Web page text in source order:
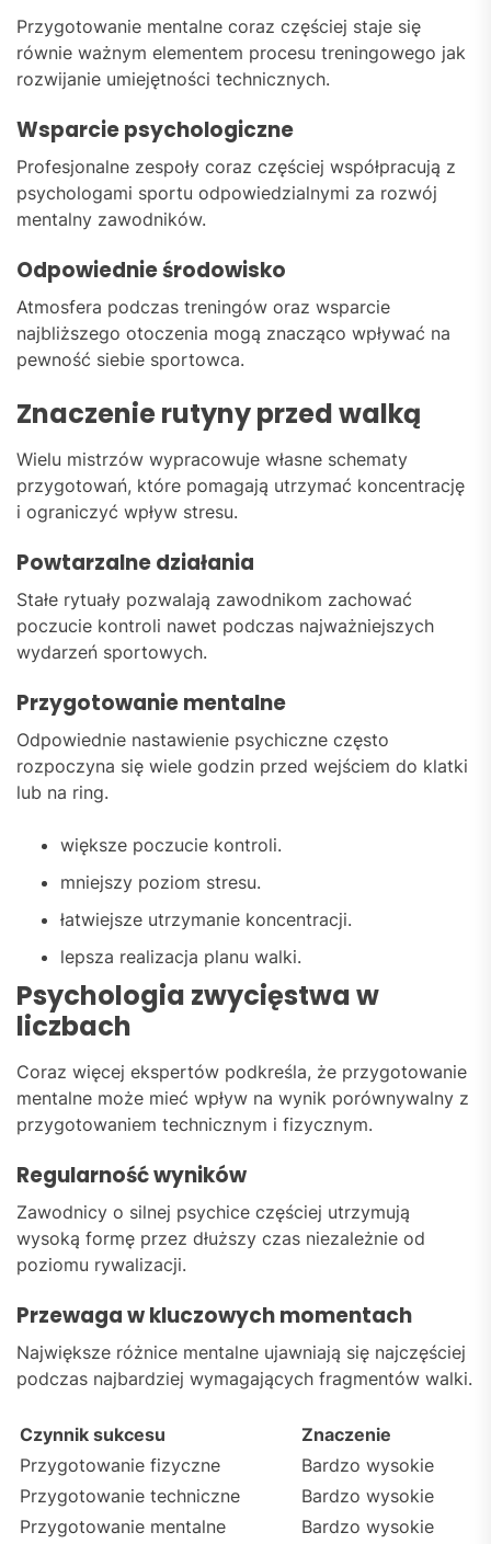
Przygotowanie mentalne coraz częściej staje się
równie ważnym elementem procesu treningowego jak
rozwijanie umiejętności technicznych.
Wsparcie psychologiczne
Profesjonalne zespoły coraz częściej współpracują z
psychologami sportu odpowiedzialnymi za rozwój
mentalny zawodników.
Odpowiednie środowisko
Atmosfera podczas treningów oraz wsparcie
najbliższego otoczenia mogą znacząco wpływać na
pewność siebie sportowca.
Znaczenie rutyny przed walką
Wielu mistrzów wypracowuje własne schematy
przygotowań, które pomagają utrzymać koncentrację
i ograniczyć wpływ stresu.
Powtarzalne działania
Stałe rytuały pozwalają zawodnikom zachować
poczucie kontroli nawet podczas najważniejszych
wydarzeń sportowych.
Przygotowanie mentalne
Odpowiednie nastawienie psychiczne często
rozpoczyna się wiele godzin przed wejściem do klatki
lub na ring.
większe poczucie kontroli.
mniejszy poziom stresu.
łatwiejsze utrzymanie koncentracji.
lepsza realizacja planu walki.
Psychologia zwycięstwa w
liczbach
Coraz więcej ekspertów podkreśla, że przygotowanie
mentalne może mieć wpływ na wynik porównywalny z
przygotowaniem technicznym i fizycznym.
Regularność wyników
Zawodnicy o silnej psychice częściej utrzymują
wysoką formę przez dłuższy czas niezależnie od
poziomu rywalizacji.
Przewaga w kluczowych momentach
Największe różnice mentalne ujawniają się najczęściej
podczas najbardziej wymagających fragmentów walki.
Czynnik sukcesu
Znaczenie
Przygotowanie fizyczne
Bardzo wysokie
Przygotowanie techniczne
Bardzo wysokie
Przygotowanie mentalne
Bardzo wysokie